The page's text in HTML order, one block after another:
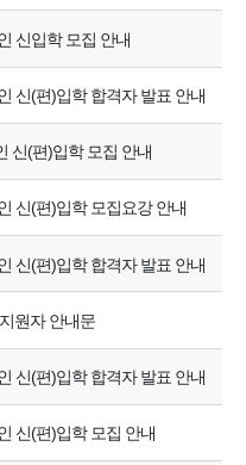
신입학 모집 안내
신(편)입학 합격자 발표 안내
신(편)입학 모집 안내
신(편)입학 모집요강 안내
신(편)입학 합격자 발표 안내
원자 안내문
신(편)입학 합격자 발표 안내
신(편)입학 모집 안내